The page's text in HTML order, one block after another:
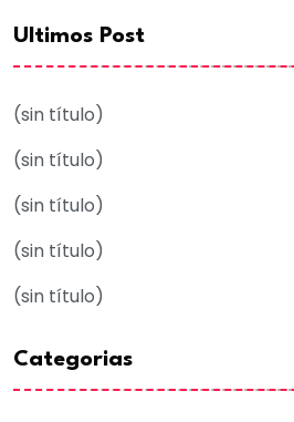
Ultimos Post
(sin título)
(sin título)
(sin título)
(sin título)
(sin título)
Categorias